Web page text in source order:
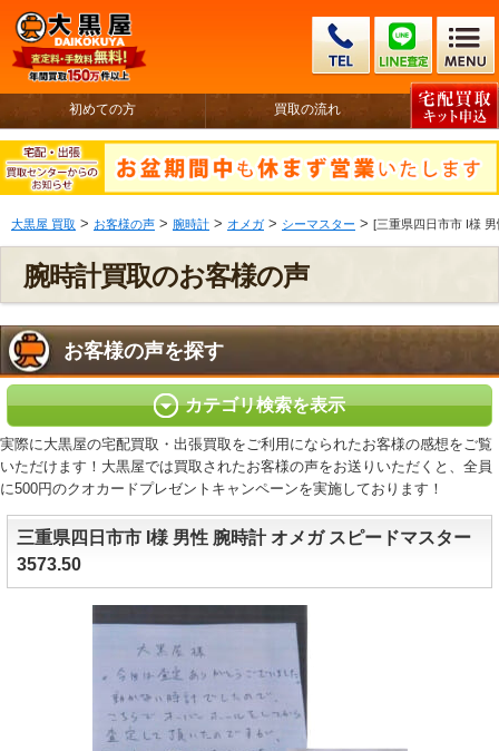
初めての方 買取の流れ
大黒屋 買取 > お客様の声 > 腕時計 > オメガ > シーマスター > [三重県四日市市 I様
腕時計買取のお客様の声
お客様の声を探す
カテゴリ検索を表示
実際に大黒屋の宅配買取・出張買取をご利用になられたお客様の感想をご覧
いただけます！大黒屋では買取されたお客様の声をお送りいただくと、全員
に500円のクオカードプレゼントキャンペーンを実施しております！
三重県四日市市 I様 男性 腕時計 オメガ スピードマスター
3573.50